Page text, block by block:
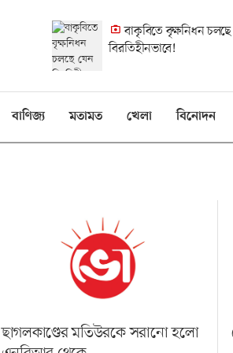
বাকৃবিতে বৃক্ষনিধন
বিরতিহীনভাবে!
বাণিজ্য মতামত খেলা বিনোদন
ছাগলকাণ্ডের মতিউরকে সরানো হলো